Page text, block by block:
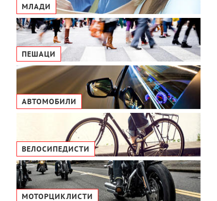
МЛАДИ
ПЕШАЦИ
АВТОМОБИЛИ
ВЕЛОСИПЕДИСТИ
МОТОРЦИКЛИСТИ